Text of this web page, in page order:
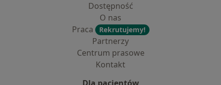
Dostępność
O nas
Praca
Rekrutujemy!
Partnerzy
Centrum prasowe
Kontakt